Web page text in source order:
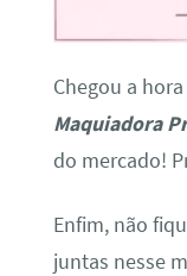
Chegou a
Maquiadora
do mercado!
Enfim, não
juntas nesse